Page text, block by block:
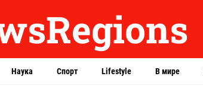
Наука Спорт Lifestyle В мире